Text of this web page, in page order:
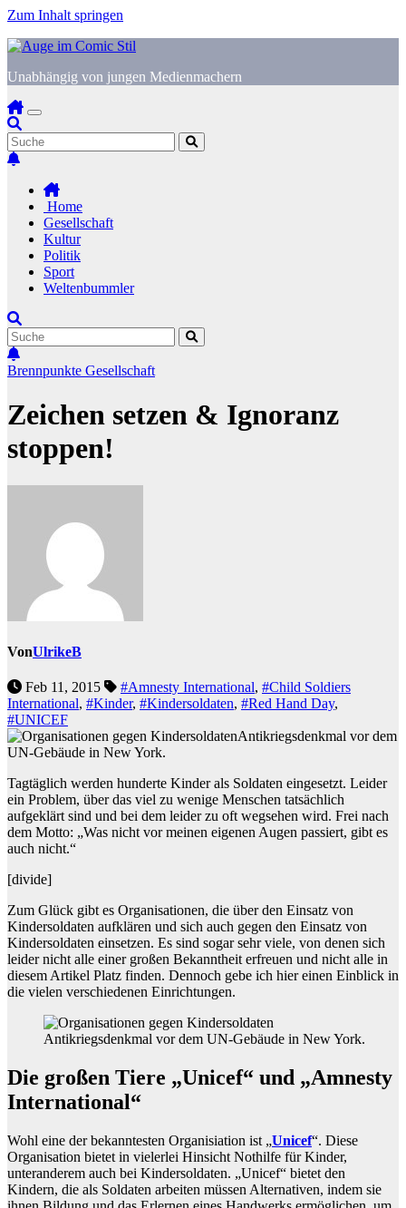
Zum Inhalt springen
Unabhängig von jungen Medienmachern
Home
Gesellschaft
Kultur
Politik
Sport
Weltenbummler
Brennpunkte Gesellschaft
Zeichen setzen & Ignoranz
stoppen!
VonUlrikeB
Feb 11, 2015 #Amnesty International, #Child Soldiers
International, #Kinder, #Kindersoldaten, #Red Hand Day,
#UNICEF
Antikriegsdenkmal vor dem
UN-Gebäude in New York.
Tagtäglich werden hunderte Kinder als Soldaten eingesetzt. Leider
ein Problem, über das viel zu wenige Menschen tatsächlich
aufgeklärt sind und bei dem leider zu oft wegsehen wird. Frei nach
dem Motto: „Was nicht vor meinen eigenen Augen passiert, gibt es
auch nicht.“
[divide]
Zum Glück gibt es Organisationen, die über den Einsatz von
Kindersoldaten aufklären und sich auch gegen den Einsatz von
Kindersoldaten einsetzen. Es sind sogar sehr viele, von denen sich
leider nicht alle einer großen Bekanntheit erfreuen und nicht alle in
diesem Artikel Platz finden. Dennoch gebe ich hier einen Einblick in
die vielen verschiedenen Einrichtungen.
Antikriegsdenkmal vor dem UN-Gebäude in New York.
Die großen Tiere „Unicef“ und „Amnesty
International“
Wohl eine der bekanntesten Organisiation ist „Unicef“. Diese
Organisation bietet in vielerlei Hinsicht Nothilfe für Kinder,
unteranderem auch bei Kindersoldaten. „Unicef“ bietet den
Kindern, die als Soldaten arbeiten müssen Alternativen, indem sie